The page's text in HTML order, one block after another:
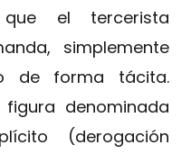
el tercerista
simplemente
de forma tácita.
denominada
(derogación